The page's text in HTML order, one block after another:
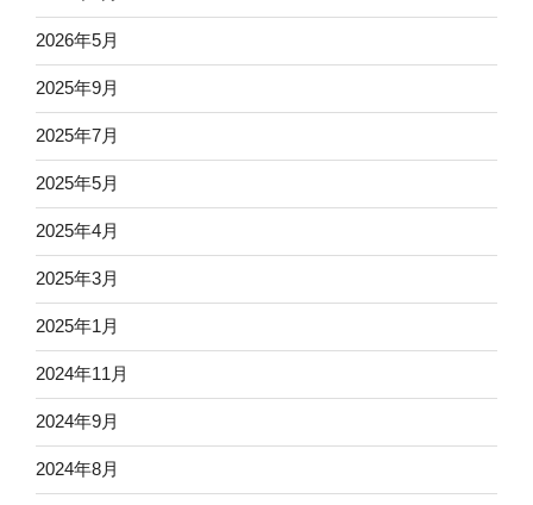
2026年5月
2025年9月
2025年7月
2025年5月
2025年4月
2025年3月
2025年1月
2024年11月
2024年9月
2024年8月